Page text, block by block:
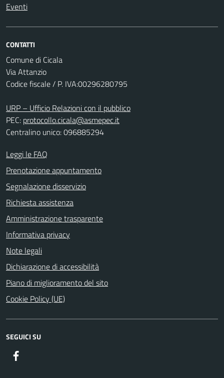
Eventi
CONTATTI
Comune di Cicala
Via Attanzio
Codice fiscale / P. IVA:00296280795
URP – Ufficio Relazioni con il pubblico
PEC: protocollo.cicala@asmepec.it
Centralino unico: 096885294
Leggi le FAQ
Prenotazione appuntamento
Segnalazione disservizio
Richiesta assistenza
Amministrazione trasparente
Informativa privacy
Note legali
Dichiarazione di accessibilità
Piano di miglioramento del sito
Cookie Policy (UE)
SEGUICI SU